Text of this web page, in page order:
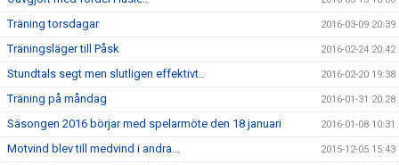
Träning torsdagar 2016-03-09 20:39
Träningsläger till Påsk 2016-02-24 20:42
Stundtals segt men slutligen effektivt.. 2016-02-20 19:38
Träning på måndag 2016-01-31 20:28
Säsongen 2016 börjar med spelarmöte den 18 januari 2016-01-08 10:31
Motvind blev till medvind i andra... 2015-12-05 15:43